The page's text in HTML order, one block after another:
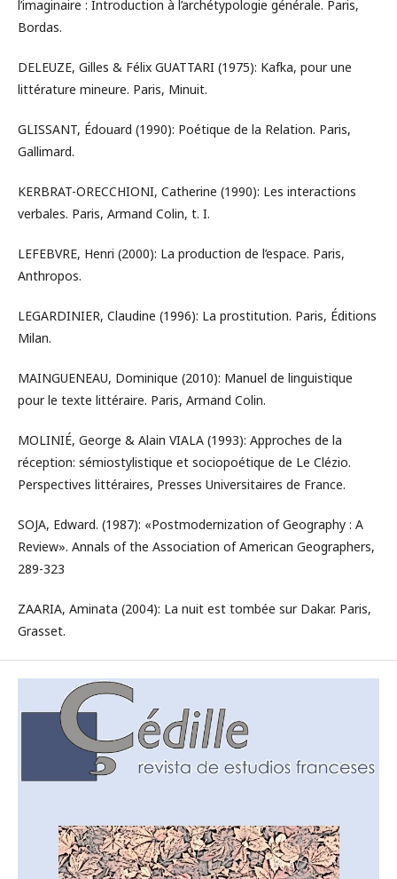
l’imaginaire : Introduction à l’archétypologie générale. Paris,
Bordas.
DELEUZE, Gilles & Félix GUATTARI (1975): Kafka, pour une
littérature mineure. Paris, Minuit.
GLISSANT, Édouard (1990): Poétique de la Relation. Paris,
Gallimard.
KERBRAT-ORECCHIONI, Catherine (1990): Les interactions
verbales. Paris, Armand Colin, t. I.
LEFEBVRE, Henri (2000): La production de l’espace. Paris,
Anthropos.
LEGARDINIER, Claudine (1996): La prostitution. Paris, Éditions
Milan.
MAINGUENEAU, Dominique (2010): Manuel de linguistique
pour le texte littéraire. Paris, Armand Colin.
MOLINIÉ, George & Alain VIALA (1993): Approches de la
réception: sémiostylistique et sociopoétique de Le Clézio.
Perspectives littéraires, Presses Universitaires de France.
SOJA, Edward. (1987): «Postmodernization of Geography : A
Review». Annals of the Association of American Geographers,
289-323
ZAARIA, Aminata (2004): La nuit est tombée sur Dakar. Paris,
Grasset.